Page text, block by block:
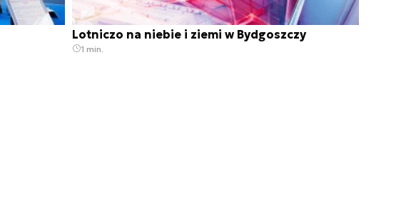
Lotniczo na niebie i ziemi w Bydgoszczy
1 min.